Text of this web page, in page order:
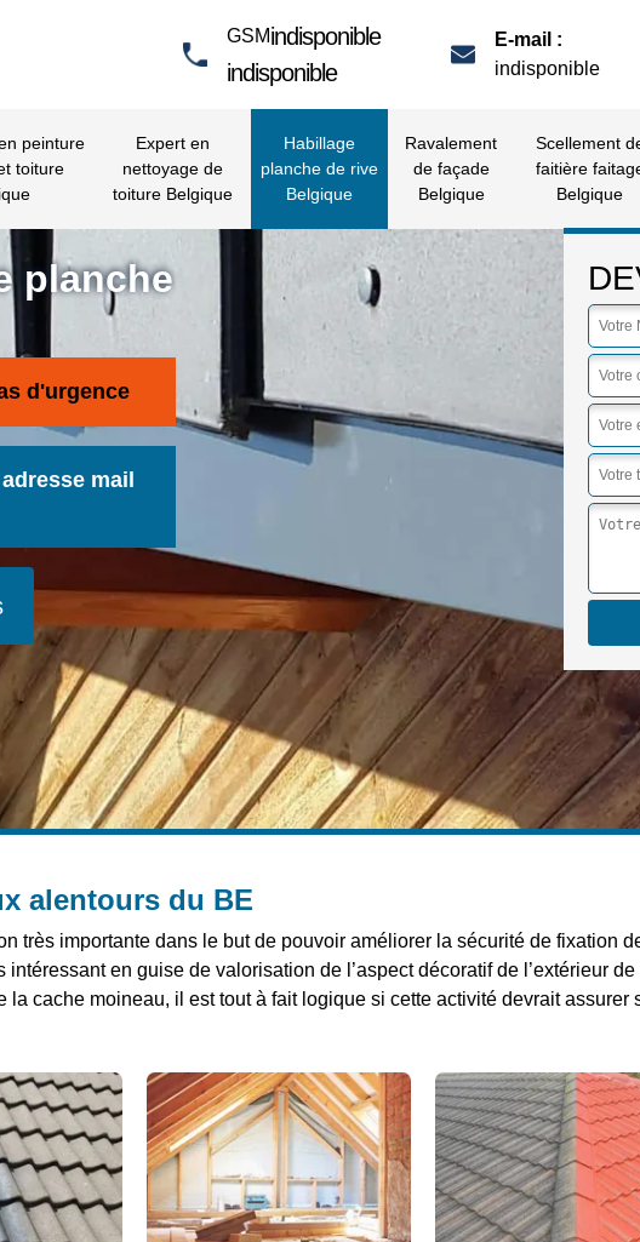
GSMindisponible
indisponible
E-mail :
indisponible
peinture
toiture
Expert en
nettoyage de
toiture Belgique
Habillage
planche de rive
Belgique
Ravalement
de façade
Belgique
Scellement
faitière
Belgique
planche
d'urgence
mail
alentours du BE
très importante dans le but de pouvoir améliorer la sécurité de fixation
en guise de valorisation de l’aspect décoratif de l’extérieur
cache moineau, il est tout à fait logique si cette activité devrait assurer